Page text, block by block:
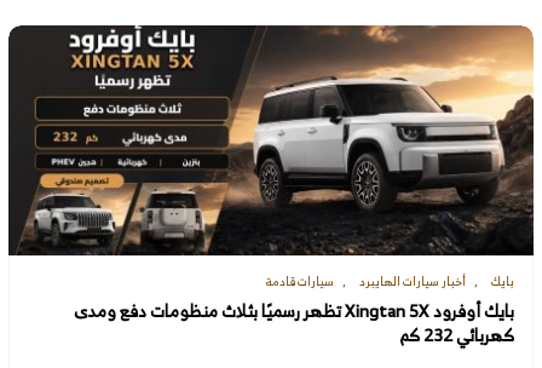
بايك أخبار سيارات الهايبرد سيارات قادمة
بايك أوفرود Xingtan 5X تظهر رسميًا بثلاث منظومات دفع ومدى
كهربائي 232 كم